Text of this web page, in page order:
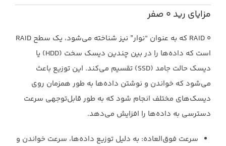
مزایای رید 0 صفر
است که داده‌ها را در بین چندین ‏دیسک سخت (‏HDD‏) یا
دیسک حالت جامد (‏SSD‏) تقسیم می‌کند. این توزیع باعث
می‌شود که خواندن ‏و نوشتن داده‌ها به طور همزمان روی
دیسک‌های مختلف انجام شود که به طور قابل‌توجهی سرعت
‏دسترسی به داده‌ها را افزایش می‌دهد.‏
سرعت فوق‌العاده: به دلیل توزیع داده‌ها، سرعت خواندن و